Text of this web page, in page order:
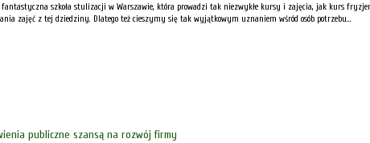
fantastyczna szkoła stulizacji w Warszawie, która prowadzi tak niezwykłe kursy i zajęcia, jak kurs
zajęć z tej dziedziny. Dlatego też cieszymy się tak wyjątkowym uznaniem wśród osób potrzebu...
publiczne szansą na rozwój firmy